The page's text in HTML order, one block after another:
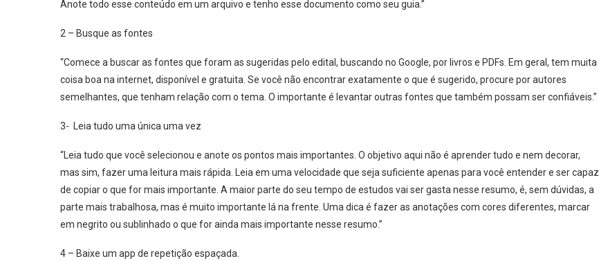
Anote todo esse conteúdo em um arquivo e tenho esse documento como seu guia.”
2 – Busque as fontes
“Comece a buscar as fontes que foram as sugeridas pelo edital, buscando no Google, por livros e PDFs. Em geral, tem muita
coisa boa na internet, disponível e gratuita. Se você não encontrar exatamente o que é sugerido, procure por autores
semelhantes, que tenham relação com o tema. O importante é levantar outras fontes que também possam ser confiáveis.”
3- Leia tudo uma única uma vez
“Leia tudo que você selecionou e anote os pontos mais importantes. O objetivo aqui não é aprender tudo e nem decorar,
mas sim, fazer uma leitura mais rápida. Leia em uma velocidade que seja suficiente apenas para você entender e ser capaz
de copiar o que for mais importante. A maior parte do seu tempo de estudos vai ser gasta nesse resumo, é, sem dúvidas, a
parte mais trabalhosa, mas é muito importante lá na frente. Uma dica é fazer as anotações com cores diferentes, marcar
em negrito ou sublinhado o que for ainda mais importante nesse resumo.”
4 – Baixe um app de repetição espaçada.